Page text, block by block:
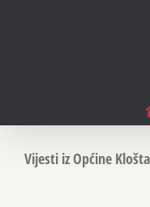
Vijesti iz Općine